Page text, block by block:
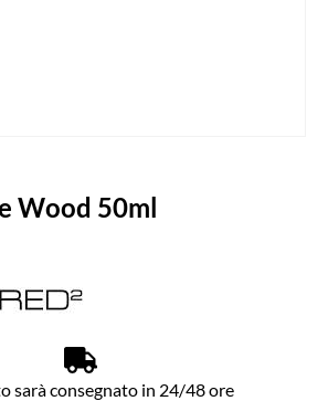
Wood 50ml
sarà consegnato in 24/48 ore